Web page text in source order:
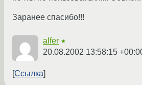
Заранее спасибо!!!
alfer ★
20.08.2002 13:58:15
Ссылка